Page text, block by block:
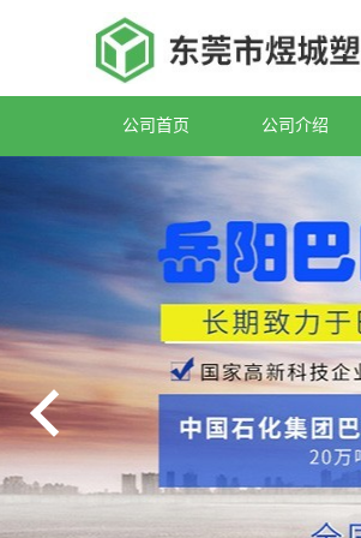
公司首页 公司介绍